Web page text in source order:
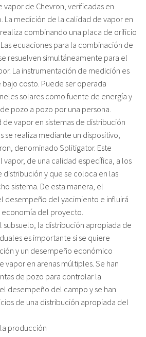
de Chevron, verificadas en
La medición de la calidad de vapor en
combinando una placa de orificio
ecuaciones para la combinación de
resuelven simultáneamente para el
La instrumentación de medición es
costo. Puede ser operada
solares como fuente de energía y
pozo a pozo por una persona.
vapor en sistemas de distribución
se realiza mediante un dispositivo,
denominado Splitigator. Este
vapor, de una calidad específica, a los
distribución y que se coloca en las
sistema. De esta manera, el
desempeño del yacimiento e influirá
del proyecto.
subsuelo, la distribución apropiada de
es importante si se quiere
y un desempeño económico
vapor en arenas múltiples. Se han
de pozo para controlar la
desempeño del campo y se han
de una distribución apropiada del
producción